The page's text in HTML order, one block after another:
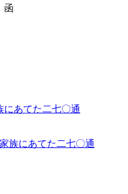
函
族にあてた二七〇通